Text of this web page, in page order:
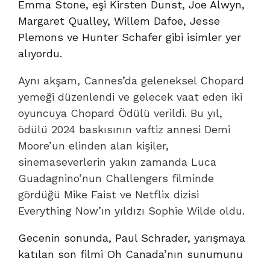
Emma Stone, eşi Kirsten Dunst, Joe Alwyn,
Margaret Qualley, Willem Dafoe, Jesse
Plemons ve Hunter Schafer gibi isimler yer
alıyordu.
Aynı akşam, Cannes’da geleneksel Chopard
yemeği düzenlendi ve gelecek vaat eden iki
oyuncuya Chopard Ödülü verildi. Bu yıl,
ödülü 2024 baskısının vaftiz annesi Demi
Moore’un elinden alan kişiler,
sinemaseverlerin yakın zamanda Luca
Guadagnino’nun Challengers filminde
gördüğü Mike Faist ve Netflix dizisi
Everything Now’ın yıldızı Sophie Wilde oldu.
Gecenin sonunda, Paul Schrader, yarışmaya
katılan son filmi Oh Canada’nın sunumunu